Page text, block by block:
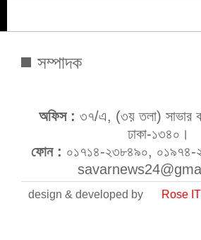
সম্পাদক
অফিস : ৩৭/এ, (৩য় তলা) সাভার
ঢাকা-১৩৪০।
ফোন : ০১৭১৪-২৩৮৪৯০, ০১৯৭৪-
design & developed by Rose